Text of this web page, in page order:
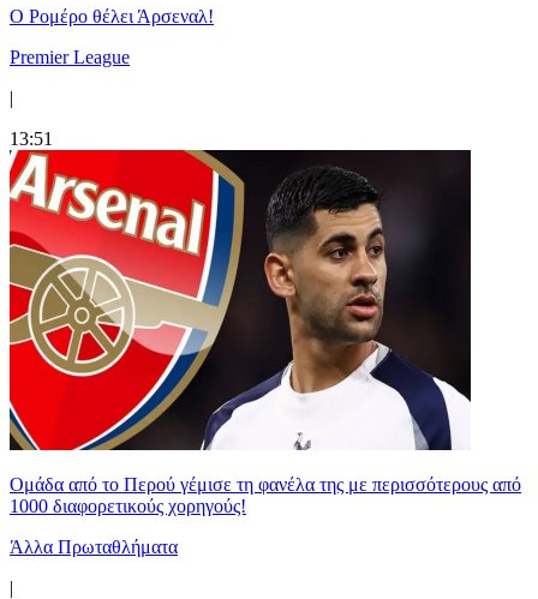
Ο Ρομέρο θέλει Άρσεναλ!
Premier League
|
13:51
Ομάδα από το Περού γέμισε τη φανέλα της με περισσότερους από
1000 διαφορετικούς χορηγούς!
Άλλα Πρωταθλήματα
|